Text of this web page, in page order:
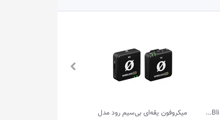
مدل
میکروفون یقه‌ای بی‌سیم سارامونیک مدل Bli...